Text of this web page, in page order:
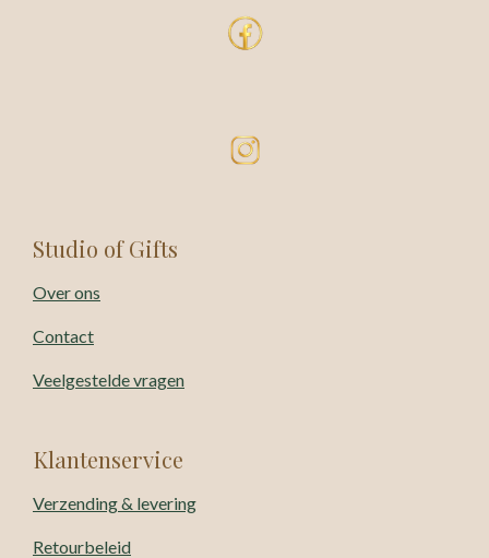
Studio of Gifts
Over ons
Contact
Veelgestelde vragen
Klantenservice
Verzending & levering
Retourbeleid